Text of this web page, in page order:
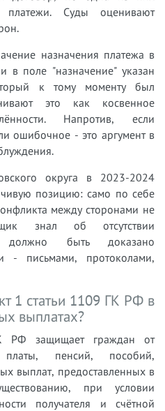
платежи. Суды оценивают
назначения платежа в
в поле "назначение" указан
к тому моменту был
это как косвенное
Напротив, если
ошибочное - это аргумент в
округа в 2023-2024
позицию: само по себе
между сторонами не
знал об отсутствии
должно быть доказано
- письмами, протоколами,
1 статьи 1109 ГК РФ в
выплатах?
РФ защищает граждан от
платы, пенсий, пособий,
выплат, предоставленных в
при условии
получателя и счётной